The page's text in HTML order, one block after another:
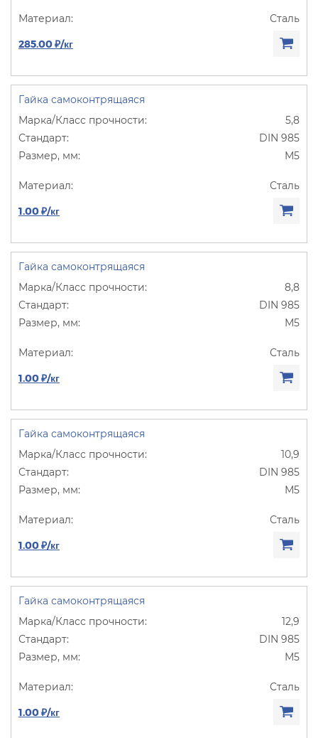
Сталь
285.00 ₽/кг
Гайка самоконтрящаяся
5,8
DIN 985
М5
Сталь
1.00 ₽/кг
Гайка самоконтрящаяся
8,8
DIN 985
М5
Сталь
1.00 ₽/кг
Гайка самоконтрящаяся
10,9
DIN 985
М5
Сталь
1.00 ₽/кг
Гайка самоконтрящаяся
12,9
DIN 985
М5
Сталь
1.00 ₽/кг